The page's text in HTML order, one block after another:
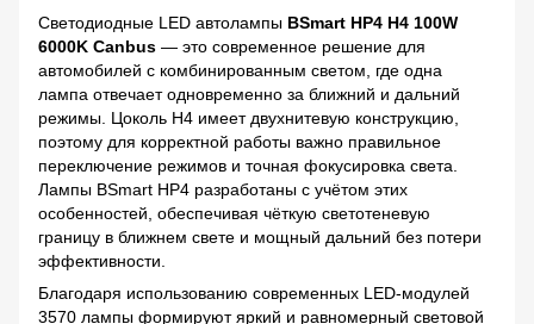
Светодиодные LED автолампы BSmart HP4 H4 100W
6000K Canbus — это современное решение для
автомобилей с комбинированным светом, где одна
лампа отвечает одновременно за ближний и дальний
режимы. Цоколь H4 имеет двухнитевую конструкцию,
поэтому для корректной работы важно правильное
переключение режимов и точная фокусировка света.
Лампы BSmart HP4 разработаны с учётом этих
особенностей, обеспечивая чёткую светотеневую
границу в ближнем свете и мощный дальний без потери
эффективности.
Благодаря использованию современных LED-модулей
3570 лампы формируют яркий и равномерный световой